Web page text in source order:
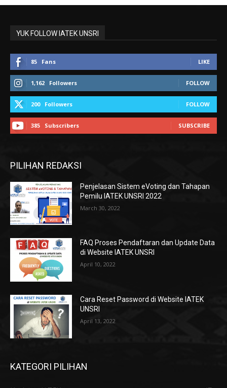
YUK FOLLOW IATEK UNSRI
85 Fans LIKE
1,162 Followers FOLLOW
200 Followers FOLLOW
385 Subscribers SUBSCRIBE
PILIHAN REDAKSI
Penjelasan Sistem eVoting dan Tahapan
Pemilu IATEK UNSRI 2022
March 30, 2022
FAQ Proses Pendaftaran dan Update Data
di Website IATEK UNSRI
April 10, 2022
Cara Reset Password di Website IATEK
UNSRI
April 13, 2022
KATEGORI PILIHAN